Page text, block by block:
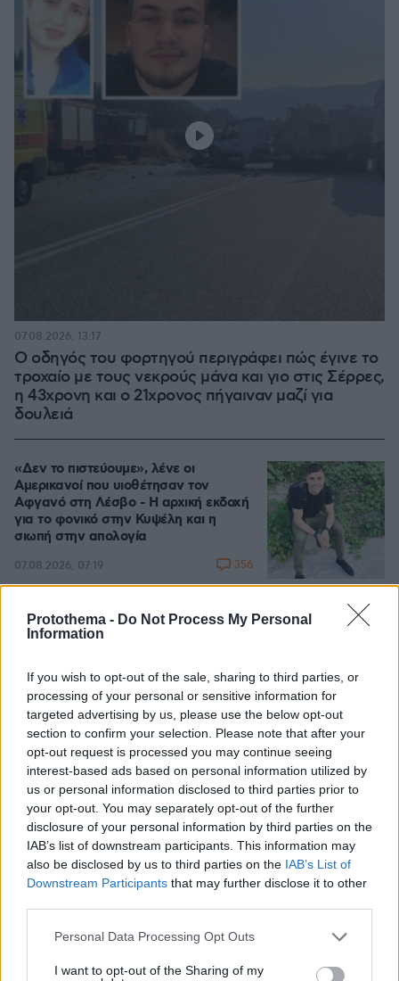
Protothema - Do Not Process My Personal
Information
If you wish to opt-out of the sale, sharing to third parties, or
processing of your personal or sensitive information for
targeted advertising by us, please use the below opt-out
section to confirm your selection. Please note that after your
opt-out request is processed you may continue seeing
interest-based ads based on personal information utilized by
us or personal information disclosed to third parties prior to
your opt-out. You may separately opt-out of the further
disclosure of your personal information by third parties on the
IAB’s list of downstream participants. This information may
also be disclosed by us to third parties on the IAB’s List of
Downstream Participants that may further disclose it to other
Please note that this website/app uses one or more Google
not limited to your visit or usage behaviour. You may click to
Personal Data Processing Opt Outs
I want to opt-out of the Sharing of my
Ο οδηγός του φορτηγού περιγράφει πώς έγινε το
τροχαίο με τους νεκρούς μάνα και γιο στις Σέρρες,
η 43χρονη και ο 21χρονος πήγαιναν μαζί για
δουλειά
07.08.2026, 13:17
«Δεν το πιστεύουμε», λένε οι
Αμερικανοί που υιοθέτησαν τον
Αφγανό στη Λέσβο - Η αρχική εκδοχή
για το φονικό στην Κυψέλη και η
σιωπή στην απολογία
07.08.2026, 07:19 356
22 χρόνια από τα εγκαίνια της
γέφυρας Ρίου-Αντιρρίου: Αντέχει
τυφώνες και κόστισε 800 εκατ. ευρώ
07.08.2026, 09:08 31
Βόρεια Εύβοια: Οι 14 λίμνες που
γεννήθηκαν από εγκαταλελειμμένα
μεταλλεία δημιουργώντας ένα
μοναδικό οικοσύστημα, δείτε
αεροφωτογραφίες
Τουρκία, Σαουδική Αραβία και
Πακιστάν υπέγραψαν κοινή αμυντική
συμφωνία: «Επίθεση σε έναν θα